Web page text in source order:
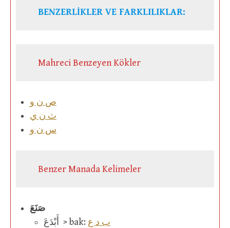
BENZERLİKLER VE FARKLILIKLAR:
Mahreci Benzeyen Kökler
ص ن و
ث ن ي
س ن و
Benzer Manada Kelimeler
صَنَعَ
أَبْدَعَ > bak: ب د ع